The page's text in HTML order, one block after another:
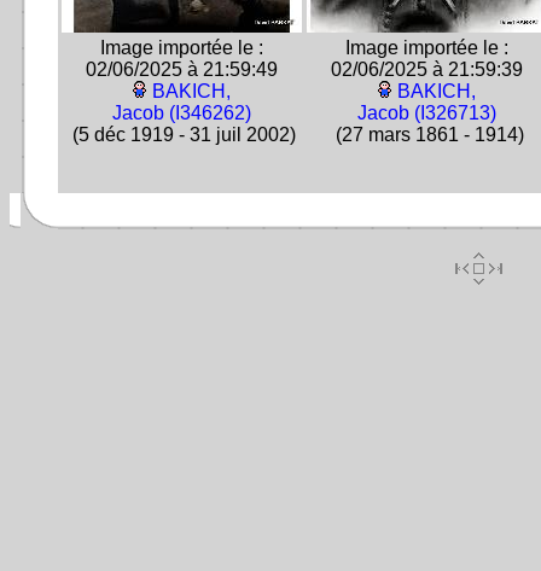
Image importée le :
02/06/2025 à 21:59:49
BAKICH,
Jacob (I346262)
(5 déc 1919 - 31 juil 2002)
Image importée le :
02/06/2025 à 21:59:39
BAKICH,
Jacob (I326713)
(27 mars 1861 - 1914)